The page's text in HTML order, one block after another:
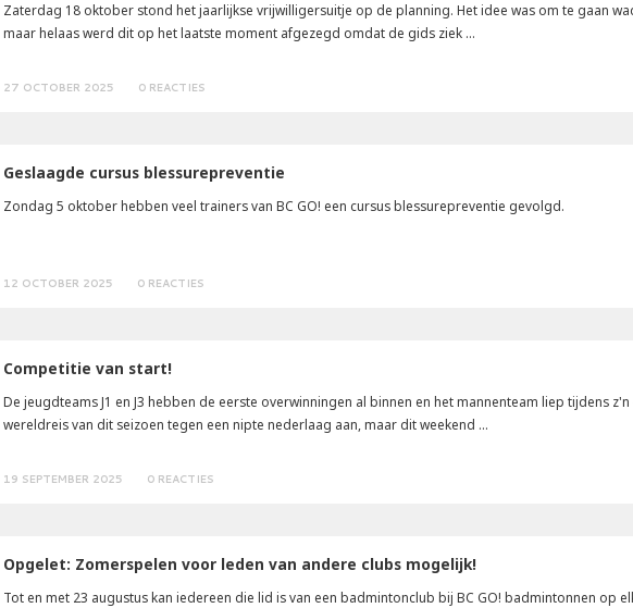
Zaterdag 18 oktober stond het jaarlijkse vrijwilligersuitje op de planning. Het idee was om te gaan
maar helaas werd dit op het laatste moment afgezegd omdat de gids ziek ...
27 OCTOBER 2025 0 REACTIES
Geslaagde cursus blessurepreventie
Zondag 5 oktober hebben veel trainers van BC GO! een cursus blessurepreventie gevolgd.
12 OCTOBER 2025 0 REACTIES
Competitie van start!
De jeugdteams J1 en J3 hebben de eerste overwinningen al binnen en het mannenteam liep tijdens z'n
wereldreis van dit seizoen tegen een nipte nederlaag aan, maar dit weekend ...
19 SEPTEMBER 2025 0 REACTIES
Opgelet: Zomerspelen voor leden van andere clubs mogelijk!
Tot en met 23 augustus kan iedereen die lid is van een badmintonclub bij BC GO! badmintonnen op